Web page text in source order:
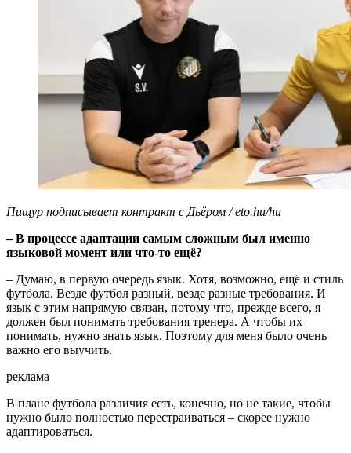
Пищур подписывает контракт с Дьёром / eto.hu/hu
– В процессе адаптации самым сложным был именно
языковой момент или что-то ещё?
– Думаю, в первую очередь язык. Хотя, возможно, ещё и стиль
футбола. Везде футбол разный, везде разные требования. И
язык с этим напрямую связан, потому что, прежде всего, я
должен был понимать требования тренера. А чтобы их
понимать, нужно знать язык. Поэтому для меня было очень
важно его выучить.
реклама
В плане футбола различия есть, конечно, но не такие, чтобы
нужно было полностью перестраиваться – скорее нужно
адаптироваться.